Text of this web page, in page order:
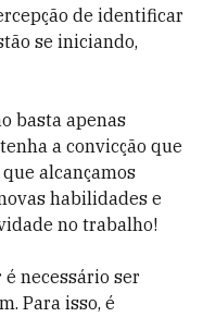
de identificar
se iniciando,
basta apenas
a convicção que
alcançamos
habilidades e
no trabalho!
necessário ser
Para isso, é